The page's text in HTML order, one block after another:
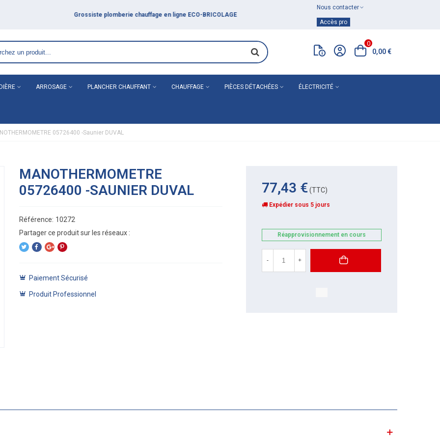
Nous contacter
Accès pro
0
0,00 €
ARROSAGE PLANCHER CHAUFFANT CHAUFFAGE PIÈCES DÉTACHÉES ÉLECTRICITÉ
05726400 -Saunier DUVAL
MANOTHERMOMETRE
05726400 -SAUNIER DUVAL
Référence: 10272
Paiement Sécurisé
Produit Professionnel
77,43 €(TTC)
Expédier sous 5 jours
Réapprovisionnement en cours
- +